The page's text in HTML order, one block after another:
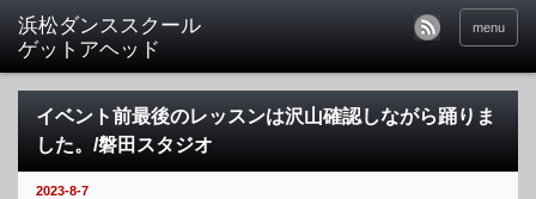
menu
イベント前最後のレッスンは沢山確認しながら踊りま
した。/磐田スタジオ
2023-8-7